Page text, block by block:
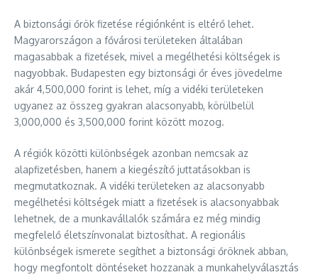
A biztonsági őrök fizetése régiónként is eltérő lehet.
Magyarországon a fővárosi területeken általában
magasabbak a fizetések, mivel a megélhetési költségek is
nagyobbak. Budapesten egy biztonsági őr éves jövedelme
akár 4,500,000 forint is lehet, míg a vidéki területeken
ugyanez az összeg gyakran alacsonyabb, körülbelül
3,000,000 és 3,500,000 forint között mozog.
A régiók közötti különbségek azonban nemcsak az
alapfizetésben, hanem a kiegészítő juttatásokban is
megmutatkoznak. A vidéki területeken az alacsonyabb
megélhetési költségek miatt a fizetések is alacsonyabbak
lehetnek, de a munkavállalók számára ez még mindig
megfelelő életszínvonalat biztosíthat. A regionális
különbségek ismerete segíthet a biztonsági őröknek abban,
hogy megfontolt döntéseket hozzanak a munkahelyválasztás